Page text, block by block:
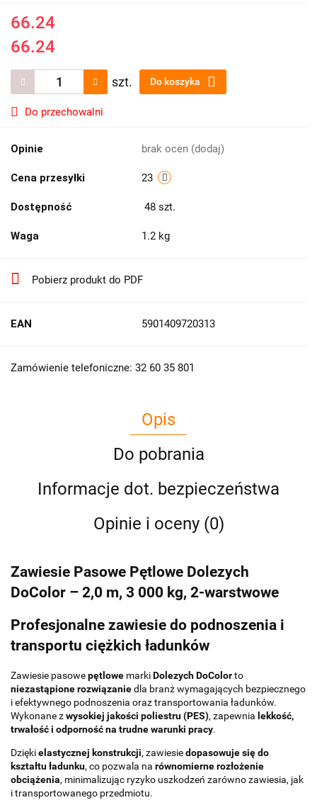
66.24
66.24
szt. Do koszyka
Do przechowalni
Opinie brak ocen (dodaj)
Cena przesyłki 23
Dostępność 48 szt.
Waga 1.2 kg
Pobierz produkt do PDF
EAN 5901409720313
Zamówienie telefoniczne: 32 60 35 801
Opis
Do pobrania
Informacje dot. bezpieczeństwa
Opinie i oceny (0)
Zawiesie Pasowe Pętlowe Dolezych
DoColor – 2,0 m, 3 000 kg, 2-warstwowe
Profesjonalne zawiesie do podnoszenia i
transportu ciężkich ładunków
Zawiesie pasowepętlowe markiDolezych DoColorto
niezastąpione rozwiązaniedla branż wymagających bezpiecznego
i efektywnego podnoszenia oraz transportowania ładunków.
Wykonane zwysokiej jakości poliestru (PES), zapewnia lekkość,
trwałość i odporność na trudne warunki pracy.
Dziękielastycznej konstrukcji, zawiesiedopasowuje się do
kształtu ładunku, co pozwala na równomierne rozłożenie
obciążenia, minimalizując ryzyko uszkodzeń zarówno zawiesia, jak
i transportowanego przedmiotu.